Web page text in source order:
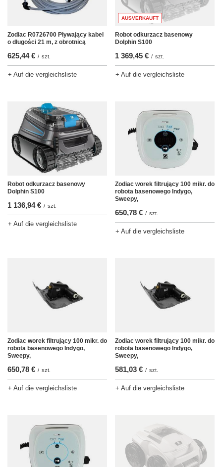
Zodiac R0726700 Pływający kabel
o długości 21 m, z obrotnicą
625,44 € / szt.
+ Auf die vergleichsliste
AUSVERKAUFT
Robot odkurzacz basenowy
Dolphin S100
1 369,45 € / szt.
+ Auf die vergleichsliste
Robot odkurzacz basenowy
Dolphin S100
1 136,94 € / szt.
+ Auf die vergleichsliste
Zodiac worek filtrujący 100 mikr. do
robota basenowego Indygo,
Sweepy,
650,78 € / szt.
+ Auf die vergleichsliste
Zodiac worek filtrujący 100 mikr. do
robota basenowego Indygo,
Sweepy,
650,78 € / szt.
+ Auf die vergleichsliste
Zodiac worek filtrujący 100 mikr. do
robota basenowego Indygo,
Sweepy,
581,03 € / szt.
+ Auf die vergleichsliste